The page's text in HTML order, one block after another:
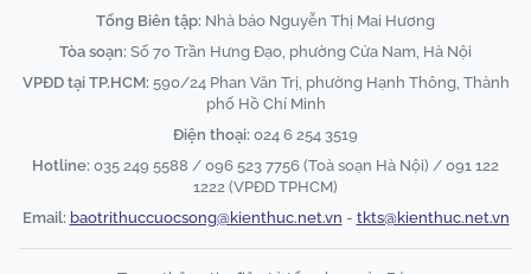
Tổng Biên tập: Nhà báo Nguyễn Thị Mai Hương
Tòa soạn: Số 70 Trần Hưng Đạo, phường Cửa Nam, Hà Nội
VPĐD tại TP.HCM: 590/24 Phan Văn Trị, phường Hạnh Thông, Thành
phố Hồ Chí Minh
Điện thoại: 024 6 254 3519
Hotline: 035 249 5588 / 096 523 7756 (Toà soạn Hà Nội) / 091 122
1222 (VPĐD TPHCM)
Email: baotrithuccuocsong@kienthuc.net.vn - tkts@kienthuc.net.vn